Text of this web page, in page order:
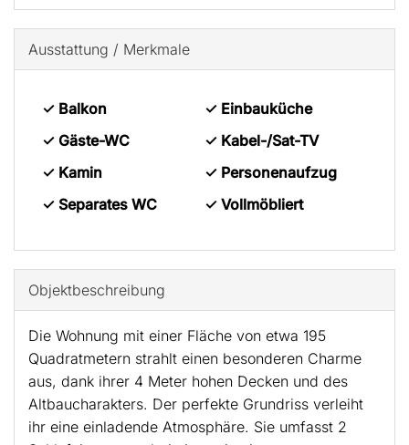
Ausstattung / Merkmale
✓ Balkon
✓ Einbauküche
✓ Gäste-WC
✓ Kabel-/Sat-TV
✓ Kamin
✓ Personenaufzug
✓ Separates WC
✓ Vollmöbliert
Objekt­beschreibung
Die Wohnung mit einer Fläche von etwa 195
Quadratmetern strahlt einen besonderen Charme
aus, dank ihrer 4 Meter hohen Decken und des
Altbaucharakters. Der perfekte Grundriss verleiht
ihr eine einladende Atmosphäre. Sie umfasst 2